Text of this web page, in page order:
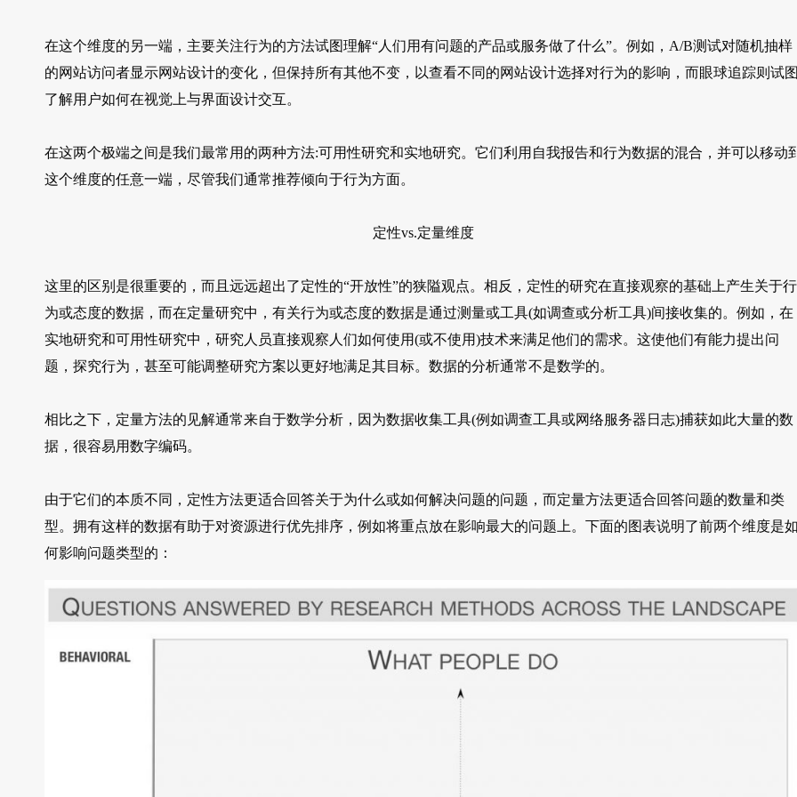
在这个维度的另一端，主要关注行为的方法试图理解“人们用有问题的产品或服务做了什么”。例如，A/B测试对随机抽样
的网站访问者显示网站设计的变化，但保持所有其他不变，以查看不同的网站设计选择对行为的影响，而眼球追踪则试
了解用户如何在视觉上与界面设计交互。
在这两个极端之间是我们最常用的两种方法:可用性研究和实地研究。它们利用自我报告和行为数据的混合，并可以移动
这个维度的任意一端，尽管我们通常推荐倾向于行为方面。
定性vs.定量维度
这里的区别是很重要的，而且远远超出了定性的“开放性”的狭隘观点。相反，定性的研究在直接观察的基础上产生关于行
为或态度的数据，而在定量研究中，有关行为或态度的数据是通过测量或工具(如调查或分析工具)间接收集的。例如，在
实地研究和可用性研究中，研究人员直接观察人们如何使用(或不使用)技术来满足他们的需求。这使他们有能力提出问
题，探究行为，甚至可能调整研究方案以更好地满足其目标。数据的分析通常不是数学的。
相比之下，定量方法的见解通常来自于数学分析，因为数据收集工具(例如调查工具或网络服务器日志)捕获如此大量的数
据，很容易用数字编码。
由于它们的本质不同，定性方法更适合回答关于为什么或如何解决问题的问题，而定量方法更适合回答问题的数量和类
型。拥有这样的数据有助于对资源进行优先排序，例如将重点放在影响最大的问题上。下面的图表说明了前两个维度是
何影响问题类型的：